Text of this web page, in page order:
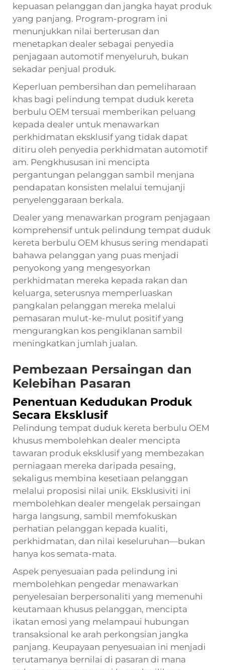
kepuasan pelanggan dan jangka hayat produk
yang panjang. Program-program ini
menunjukkan nilai berterusan dan
menetapkan dealer sebagai penyedia
penjagaan automotif menyeluruh, bukan
sekadar penjual produk.
Keperluan pembersihan dan pemeliharaan
khas bagi pelindung tempat duduk kereta
berbulu OEM tersuai memberikan peluang
kepada dealer untuk menawarkan
perkhidmatan eksklusif yang tidak dapat
ditiru oleh penyedia perkhidmatan automotif
am. Pengkhususan ini mencipta
pergantungan pelanggan sambil menjana
pendapatan konsisten melalui temujanji
penyelenggaraan berkala.
Dealer yang menawarkan program penjagaan
komprehensif untuk pelindung tempat duduk
kereta berbulu OEM khusus sering mendapati
bahawa pelanggan yang puas menjadi
penyokong yang mengesyorkan
perkhidmatan mereka kepada rakan dan
keluarga, seterusnya memperluaskan
pangkalan pelanggan mereka melalui
pemasaran mulut-ke-mulut positif yang
mengurangkan kos pengiklanan sambil
meningkatkan jumlah jualan.
Pembezaan Persaingan dan
Kelebihan Pasaran
Penentuan Kedudukan Produk
Secara Eksklusif
Pelindung tempat duduk kereta berbulu OEM
khusus membolehkan dealer mencipta
tawaran produk eksklusif yang membezakan
perniagaan mereka daripada pesaing,
sekaligus membina kesetiaan pelanggan
melalui proposisi nilai unik. Eksklusiviti ini
membolehkan dealer mengelak persaingan
harga langsung, sambil memfokuskan
perhatian pelanggan kepada kualiti,
perkhidmatan, dan nilai keseluruhan—bukan
hanya kos semata-mata.
Aspek penyesuaian pada pelindung ini
membolehkan pengedar menawarkan
penyelesaian berpersonaliti yang memenuhi
keutamaan khusus pelanggan, mencipta
ikatan emosi yang melampaui hubungan
transaksional ke arah perkongsian jangka
panjang. Keupayaan penyesuaian ini menjadi
terutamanya bernilai di pasaran di mana